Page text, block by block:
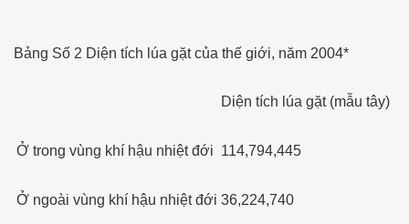
Bảng Số 2 Diện tích lúa gặt của thế giới, năm 2004*
Diện tích lúa gặt (mẫu tây)
Ở trong vùng khí hậu nhiệt đới 114,794,445
Ở ngoài vùng khí hậu nhiệt đới 36,224,740
tại Nam Kỳ. P3